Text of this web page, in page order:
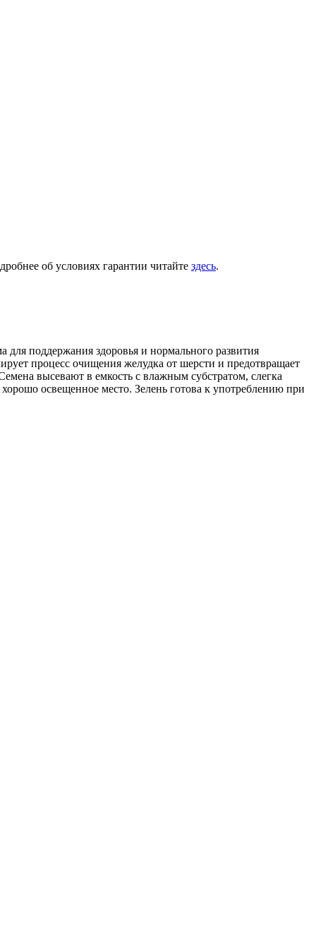
об условиях гарантии читайте здесь.
для поддержания здоровья и нормального развития
процесс очищения желудка от шерсти и предотвращает
высевают в емкость с влажным субстратом, слегка
освещенное место. Зелень готова к употреблению при